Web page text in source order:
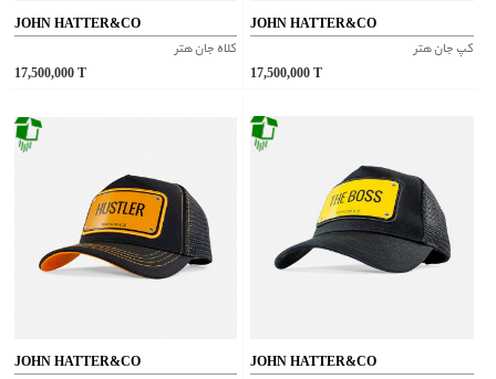
JOHN HATTER&CO
کلاه جان هتر
17,500,000
JOHN HATTER&CO
کپ جان هتر
17,500,000
JOHN HATTER&CO JOHN HATTER&CO